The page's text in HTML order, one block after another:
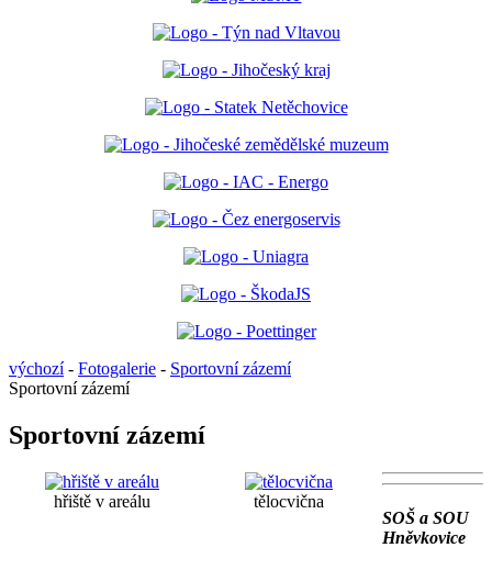
výchozí- Fotogalerie - Sportovní zázemí
Sportovní zázemí
Sportovní zázemí
hřiště v areálu tělocvična
SOŠ a SOU
Hněvkovice